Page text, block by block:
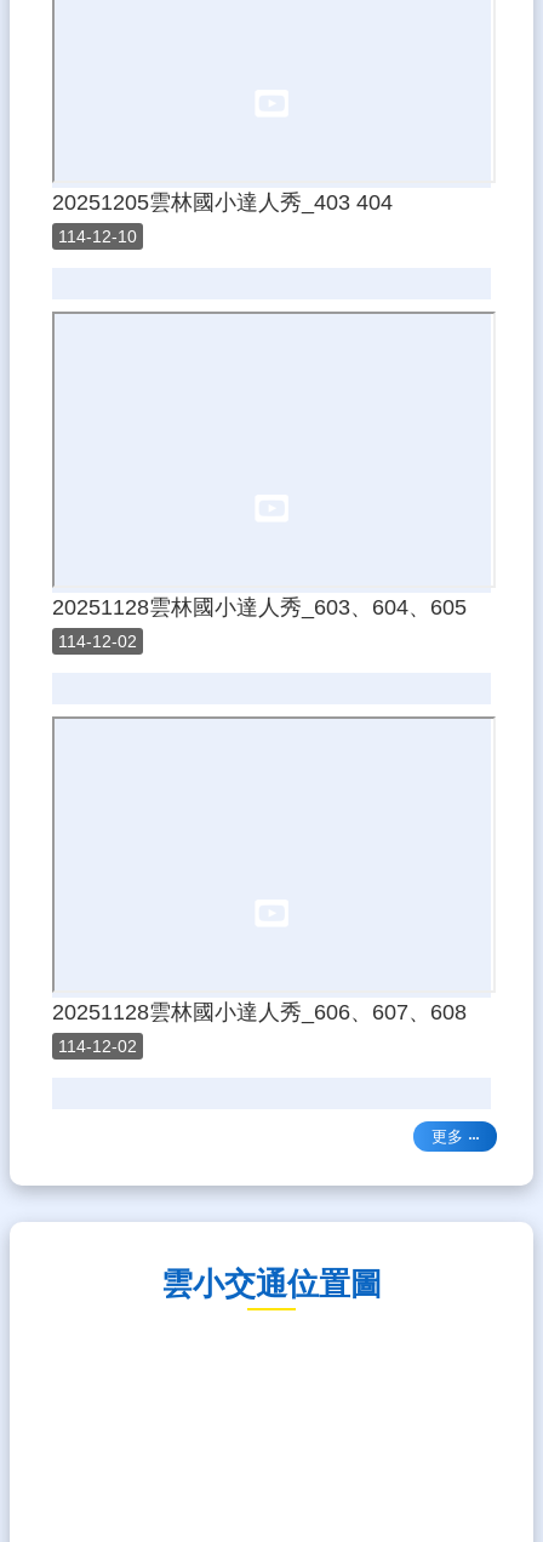
20251205雲林國小達人秀_403 404
114-12-10
20251128雲林國小達人秀_603、604、605
114-12-02
20251128雲林國小達人秀_606、607、608
114-12-02
更多
雲小交通位置圖